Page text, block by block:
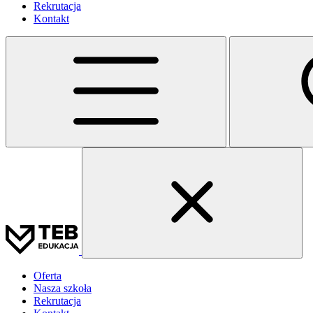
Rekrutacja
Kontakt
Oferta
Nasza szkoła
Rekrutacja